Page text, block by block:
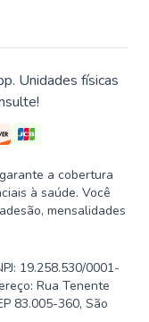
Unidades físicas
a cobertura
à saúde. Você
mensalidades
19.258.530/0001-
Rua Tenente
83.005-360, São